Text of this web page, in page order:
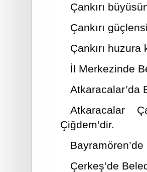
Çankırı
Çankırı
Çankırı
İl Merkezinde
Atkaracalar’da
Atkaracalar
Çiğdem’dir.
Çerkeş’de